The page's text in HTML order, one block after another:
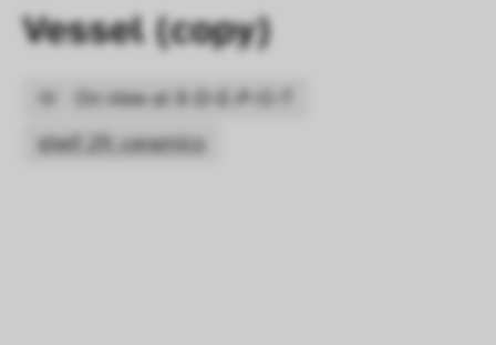
Vessel (copy)
On view at X-D-E-P-O-T
shelf 29: ceramics